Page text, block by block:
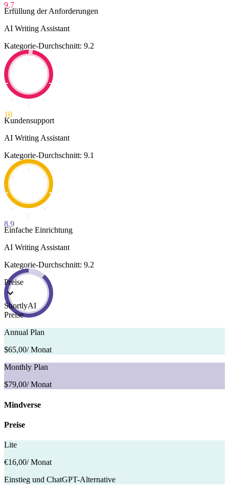
9.7
Erfüllung der Anforderungen
AI Writing Assistant
Kategorie-Durchschnitt: 9.2
10
Kundensupport
AI Writing Assistant
Kategorie-Durchschnitt: 9.1
8.9
Einfache Einrichtung
AI Writing Assistant
Kategorie-Durchschnitt: 9.2
Preise
ShortlyAI
Preise
Annual Plan
$65,00/ Monat
Monthly Plan
$79,00/ Monat
Mindverse
Preise
Lite
€16,00/ Monat
Einstieg und ChatGPT-Alternative